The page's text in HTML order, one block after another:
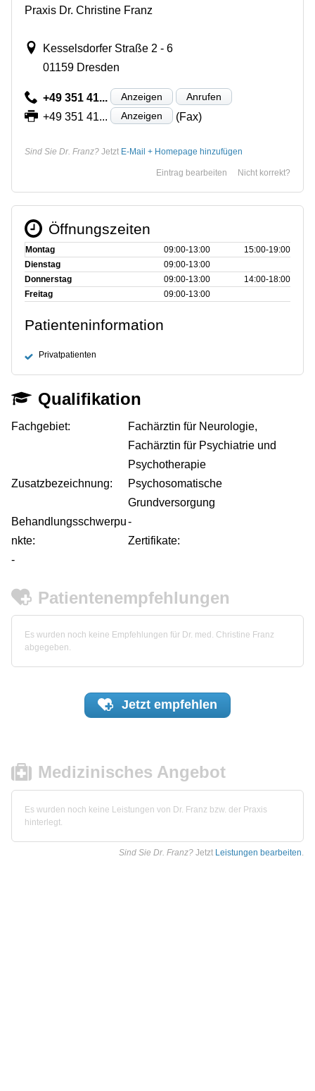
Praxis Dr. Christine Franz
Kesselsdorfer Straße 2 - 6
01159 Dresden
+49 351 41... Anzeigen Anrufen
+49 351 41... Anzeigen (Fax)
Sind Sie Dr. Franz? Jetzt E-Mail + Homepage hinzufügen
Nicht korrekt?
Eintrag bearbeiten
Öffnungszeiten
Montag 09:00‑13:00
15:00‑19:00
Dienstag
09:00‑13:00
Donnerstag
09:00‑13:00
14:00‑18:00
Freitag
09:00‑13:00
Patienteninformation
Privatpatienten
Qualifikation
Fachgebiet:
Fachärztin für Neurologie,
Fachärztin für Psychiatrie und
Psychotherapie
Zusatzbezeichnung:
Psychosomatische
Grundversorgung
Behandlungsschwerpu
nkte:
-
Zertifikate:
-
Patientenempfehlungen
Es wurden noch keine Empfehlungen für Dr. med. Christine Franz
abgegeben.
Jetzt empfehlen
Medizinisches Angebot
Es wurden noch keine Leistungen von Dr. Franz bzw. der Praxis
hinterlegt.
Sind Sie Dr. Franz? Jetzt Leistungen bearbeiten.